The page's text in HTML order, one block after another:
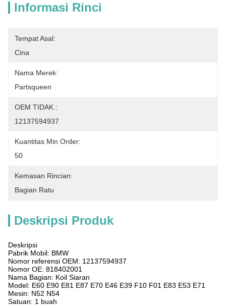
Informasi Rinci
Tempat Asal:
Cina
Nama Merek:
Partsqueen
OEM TIDAK.:
12137594937
Kuantitas Min Order:
50
Kemasan Rincian:
Bagian Ratu
Deskripsi Produk
Deskripsi
Pabrik Mobil: BMW
Nomor referensi OEM: 12137594937
Nomor OE: 818402001
Nama Bagian: Koil Siaran
Model: E60 E90 E81 E87 E70 E46 E39 F10 F01 E83 E53 E71
Mesin: N52 N54
Satuan: 1 buah